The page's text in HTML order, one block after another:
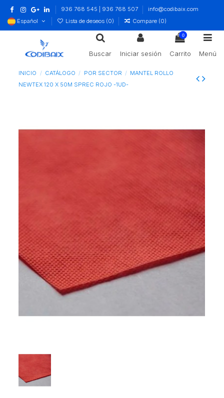
936 768 545 | 936 768 507
info@codibaix.com
Español
Lista de deseos (0) Compare (0)
Buscar Iniciar sesión
0
Carrito Menú
INICIO CATÁLOGO POR SECTOR
MANTEL ROLLO
NEWTEX 120 X 50M SPREC ROJO -1UD-